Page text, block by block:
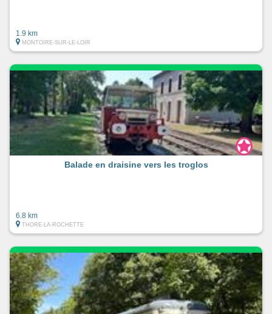
1.9 km
MONTOIRE-SUR-LE-LOIR
Balade en draisine vers les troglos
6.8 km
THORE-LA-ROCHETTE